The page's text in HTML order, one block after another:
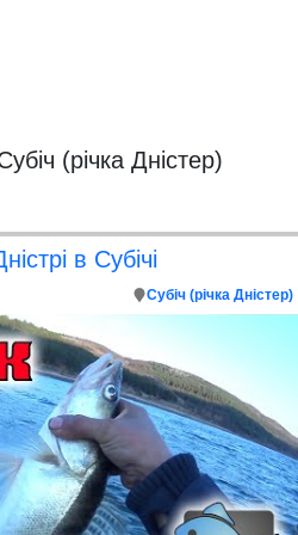
(річка Дністер)
в Субічі
Субіч (річка Дністер)